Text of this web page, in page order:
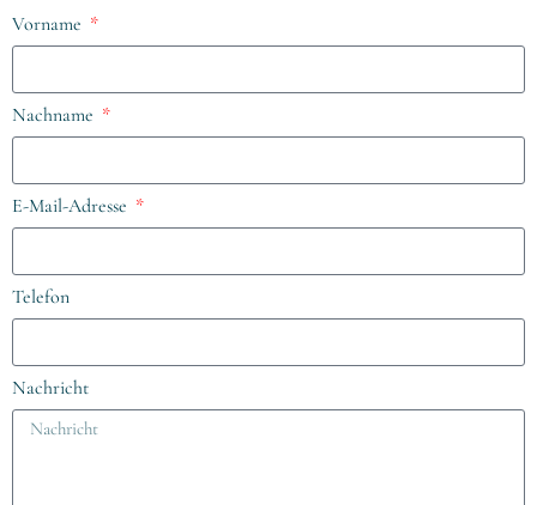
Vorname
Nachname
E-Mail-Adresse
Telefon
Nachricht